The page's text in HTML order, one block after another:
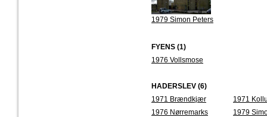
1979 Simon Peters
FYENS (1)
1976 Vollsmose
HADERSLEV (6)
1971 Brændkjær
1971
1976 Nørremarks
1979